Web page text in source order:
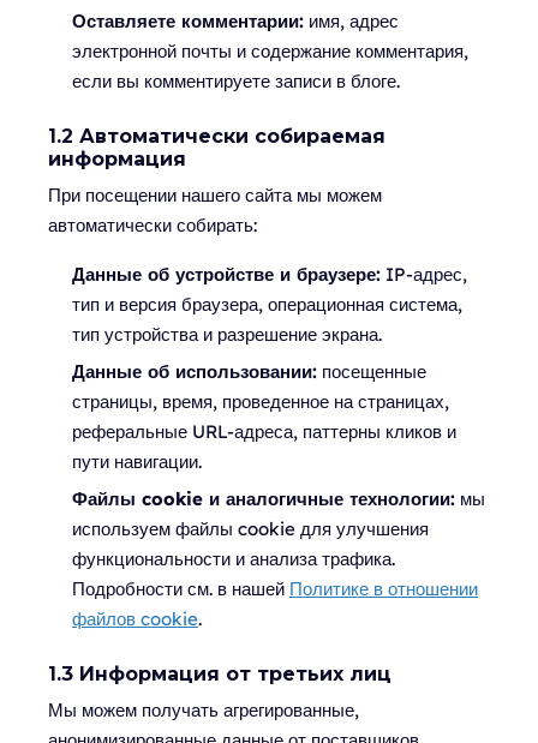
Оставляете комментарии: имя, адрес
электронной почты и содержание комментария,
если вы комментируете записи в блоге.
1.2 Автоматически собираемая
информация
При посещении нашего сайта мы можем
автоматически собирать:
Данные об устройстве и браузере: IP-адрес,
тип и версия браузера, операционная система,
тип устройства и разрешение экрана.
Данные об использовании: посещенные
страницы, время, проведенное на страницах,
реферальные URL-адреса, паттерны кликов и
пути навигации.
Файлы cookie и аналогичные технологии: мы
используем файлы cookie для улучшения
функциональности и анализа трафика.
Подробности см. в нашей Политике в отношении
файлов cookie.
1.3 Информация от третьих лиц
Мы можем получать агрегированные,